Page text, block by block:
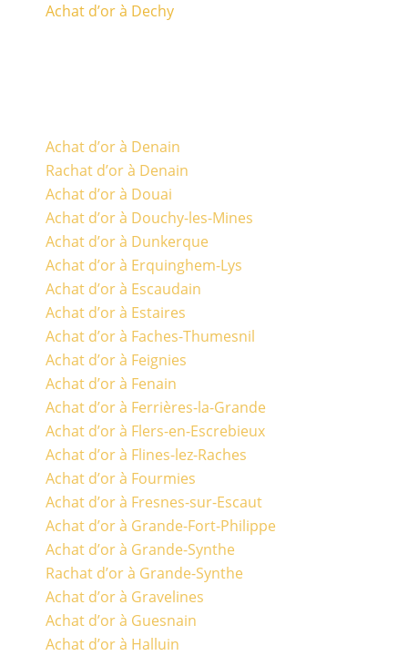
Achat d’or à Dechy
Achat d’or à Denain
Rachat d’or à Denain
Achat d’or à Douai
Achat d’or à Douchy-les-Mines
Achat d’or à Dunkerque
Achat d’or à Erquinghem-Lys
Achat d’or à Escaudain
Achat d’or à Estaires
Achat d’or à Faches-Thumesnil
Achat d’or à Feignies
Achat d’or à Fenain
Achat d’or à Ferrières-la-Grande
Achat d’or à Flers-en-Escrebieux
Achat d’or à Flines-lez-Raches
Achat d’or à Fourmies
Achat d’or à Fresnes-sur-Escaut
Achat d’or à Grande-Fort-Philippe
Achat d’or à Grande-Synthe
Rachat d’or à Grande-Synthe
Achat d’or à Gravelines
Achat d’or à Guesnain
Achat d’or à Halluin